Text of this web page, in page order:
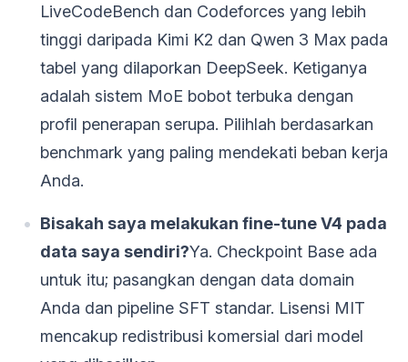
LiveCodeBench dan Codeforces yang lebih
tinggi daripada Kimi K2 dan Qwen 3 Max pada
tabel yang dilaporkan DeepSeek. Ketiganya
adalah sistem MoE bobot terbuka dengan
profil penerapan serupa. Pilihlah berdasarkan
benchmark yang paling mendekati beban kerja
Anda.
Bisakah saya melakukan fine-tune V4 pada
data saya sendiri?Ya. Checkpoint Base ada
untuk itu; pasangkan dengan data domain
Anda dan pipeline SFT standar. Lisensi MIT
mencakup redistribusi komersial dari model